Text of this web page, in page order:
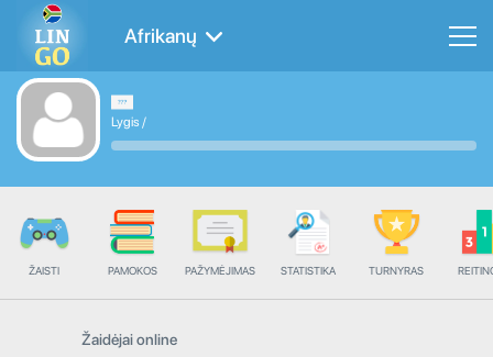
Afrikanų
Lygis /
ŽAISTI PAMOKOS PAŽYMĖJIMAS STATISTIKA TURNYRAS
Žaidėjai online